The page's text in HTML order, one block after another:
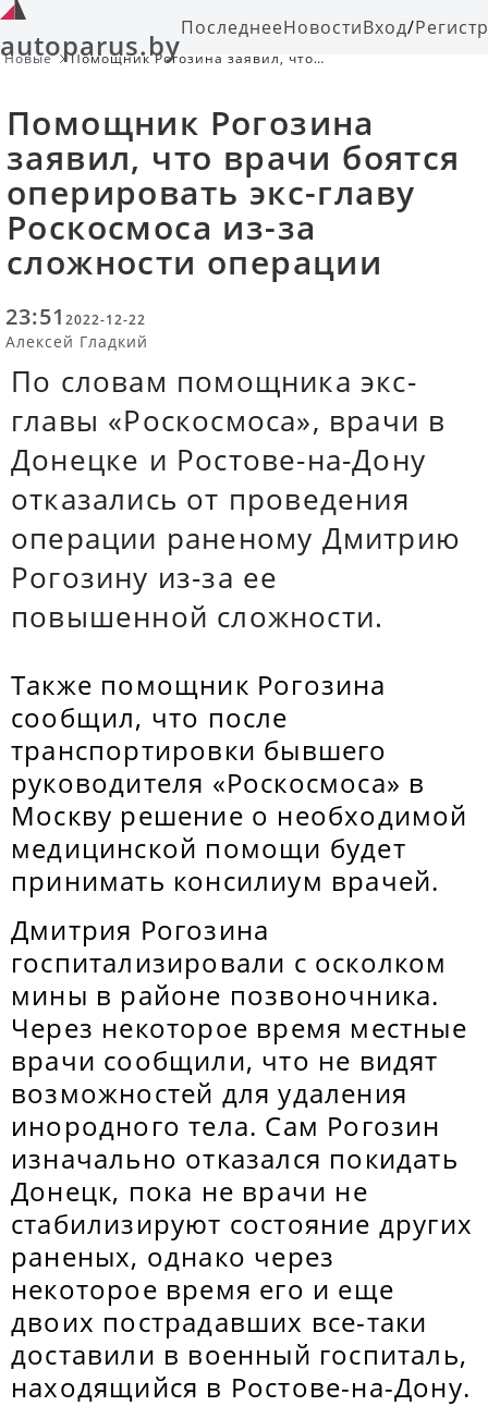
autoparus.byПоследнееНовостиВход/
Новые
Помощник Рогозина заявил, что
операции
Помощник Рогозина
заявил, что врачи боятся
оперировать экс-главу
Роскосмоса из-за
сложности операции
23:51 2022-12-22
Алексей Гладкий
По словам помощника экс-
главы «Роскосмоса», врачи в
Донецке и Ростове-на-Дону
отказались от проведения
операции раненому Дмитрию
Рогозину из-за ее
повышенной сложности.
Также помощник Рогозина
сообщил, что после
транспортировки бывшего
руководителя «Роскосмоса» в
Москву решение о необходимой
медицинской помощи будет
принимать консилиум врачей.
Дмитрия Рогозина
госпитализировали с осколком
мины в районе позвоночника.
Через некоторое время местные
врачи сообщили, что не видят
возможностей для удаления
инородного тела. Сам Рогозин
изначально отказался покидать
Донецк, пока не врачи не
стабилизируют состояние других
раненых, однако через
некоторое время его и еще
двоих пострадавших все-таки
доставили в военный госпиталь,
находящийся в Ростове-на-Дону.